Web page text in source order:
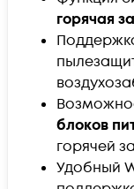
горячая
блоков
горячей
Удобный